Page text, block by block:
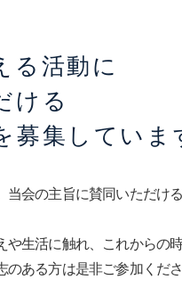
る活動に
ける
募集していま
当会の主旨に賛同いただけ
や生活に触れ、これからの
のある方は是非ご参加くださ